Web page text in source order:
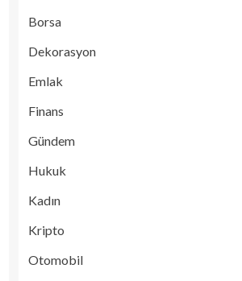
Borsa
Dekorasyon
Emlak
Finans
Gündem
Hukuk
Kadın
Kripto
Otomobil